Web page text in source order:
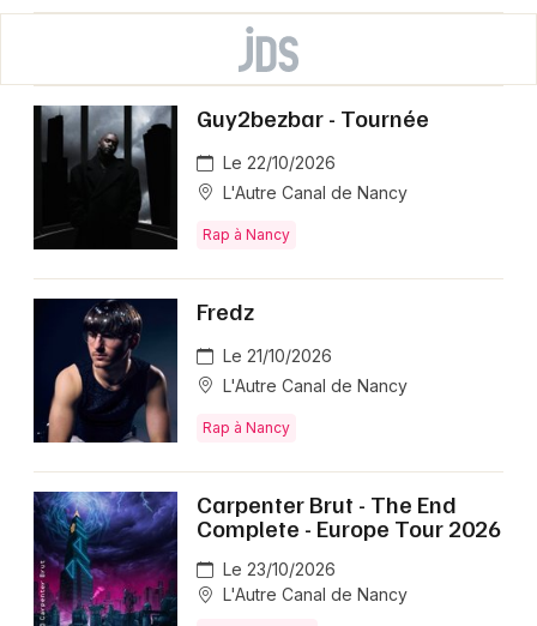
Guy2bezbar - Tournée
Le 22/10/2026
L'Autre Canal de Nancy
Rap à Nancy
Fredz
Le 21/10/2026
L'Autre Canal de Nancy
Rap à Nancy
Carpenter Brut - The End
Complete - Europe Tour 2026
Le 23/10/2026
L'Autre Canal de Nancy